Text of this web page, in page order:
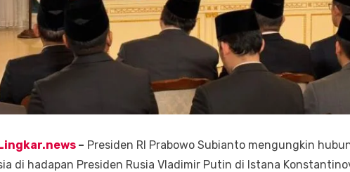
– Presiden RI Prabowo Subianto mengungkin
di hadapan Presiden Rusia Vladimir Putin di Istana